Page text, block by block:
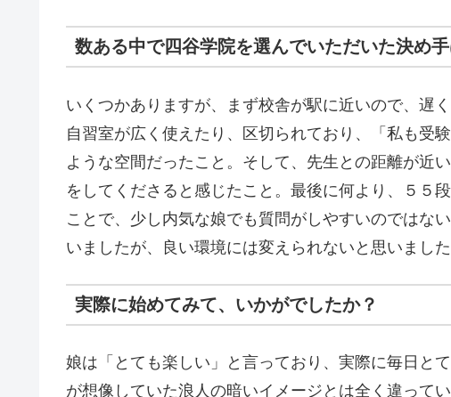
数ある中で四谷学院を選んでいただいた決め
いくつかありますが、まず校舎が駅に近いので、遅
自習室が広く使えたり、区切られており、「私も受
ような空間だったこと。そして、先生との距離が近
をしてくださると感じたこと。最後に何より、５５
ことで、少し内気な娘でも質問がしやすいのではな
いましたが、良い環境には変えられないと思いました
実際に始めてみて、いかがでしたか？
娘は「とても楽しい」と言っており、実際に毎日と
が想像していた浪人の暗いイメージとは全く違って